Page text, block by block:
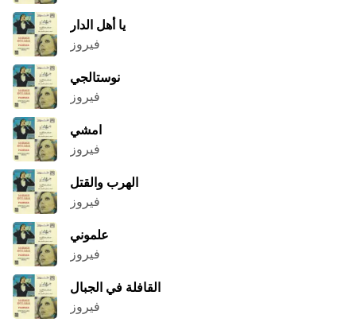
يا أهل الدار
فيروز
نوستالجي
فيروز
امشي
فيروز
الهرب والقتل
فيروز
علموني
فيروز
القافلة في الجبال
فيروز